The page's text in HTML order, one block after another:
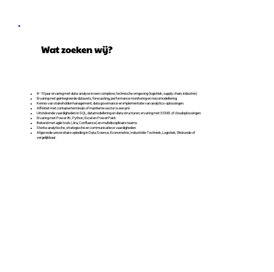
Wat zoeken wij?
8–10 jaar ervaring met data-analyse in een complexe, technische omgeving (logistiek, supply chain, industrie).
Ervaring met geïntegreerde datasets, forecasting, performance monitoring en risicomodellering.
Kennis van stakeholdermanagement, data governance en implementatie van analytics-oplossingen.
Affiniteit met containerterminals of maritieme sector is een pré.
Uitstekende vaardigheden in SQL, datamodellering en data structuren; ervaring met SSMS of cloudoplossingen.
Ervaring met Power BI, Python, Excel en PowerPoint.
Bekend met agile tools (Jira, Confluence) en multidisciplinaire teams.
Sterke analytische, strategische en communicatieve vaardigheden.
Afgeronde universitaire opleiding in Data Science, Econometrie, Industriële Techniek, Logistiek, Wiskunde of
vergelijkbaar.